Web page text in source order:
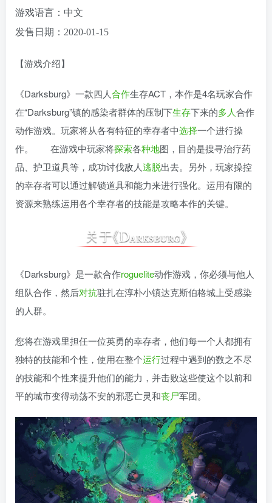
游戏语言：中文
发售日期：2020-01-15
【游戏介绍】
《Darksburg》一款四人合作生存ACT，本作是4名玩家合作
在“Darksburg”镇的感染者群体的压制下生存下来的多人合作
动作游戏。玩家将从各有特征的幸存者中选择一个进行操
作。 在游戏中玩家将探索各种地图，目的是搜寻治疗药
品、护卫道具等，成功讨伐敌人逃脱出去。另外，玩家操控
的幸存者可以通过解锁道具和能力来进行强化。运用有限的
资源来熟练运用各个幸存者的技能是攻略本作的关键。
《Darksburg》是一款合作roguelite动作游戏，你必须与他人
组队合作，然后对抗驻扎在淳朴小镇达克斯伯格城上受感染
的人群。
您将在游戏里担任一位英勇的幸存者，他们每一个人都拥有
独特的技能和个性，使用在整个运行过程中遇到的数之不尽
的技能和个性来提升他们的能力，并击败这些使这个以前和
平的城市变得动荡不安的邪恶亡灵和丧尸军团。